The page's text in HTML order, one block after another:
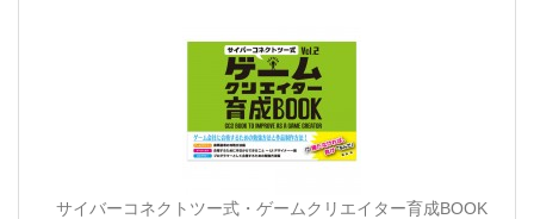
サイバーコネクトツー式・ゲームクリエイター育成BOOK